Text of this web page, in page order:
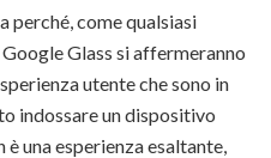
perché, come qualsiasi
Glass si affermeranno
utente che sono in
indossare un dispositivo
una esperienza esaltante,